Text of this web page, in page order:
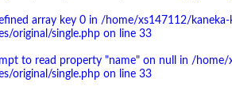
array key 0 in /home/xs147112/
original/single.php on line 33
to read property "name" on null in /home/
original/single.php on line 33